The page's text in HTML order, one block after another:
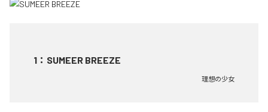
1 ： SUMEER BREEZE
理想の少女